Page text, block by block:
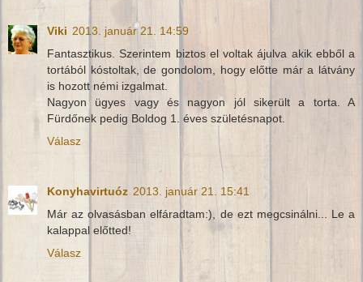
Viki 2013. január 21. 14:59
Fantasztikus. Szerintem biztos el voltak ájulva akik ebből a
tortából kóstoltak, de gondolom, hogy előtte már a látvány
is hozott némi izgalmat.
Nagyon ügyes vagy és nagyon jól sikerült a torta. A
Fürdőnek pedig Boldog 1. éves születésnapot.
Válasz
Konyhavirtuóz 2013. január 21. 15:41
Már az olvasásban elfáradtam:), de ezt megcsinálni... Le a
kalappal előtted!
Válasz